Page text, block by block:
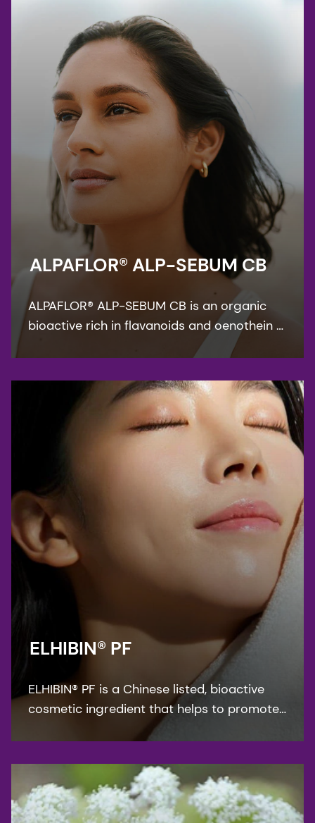
ALPAFLOR® ALP-SEBUM CB
ALPAFLOR® ALP-SEBUM CB is an organic
bioactive rich in flavanoids and oenothein B
- key compounds that show sebum-
It is COSMOS and NATRUE organic certified
and Fair for Life fair trade certified.
ELHIBIN® PF
ELHIBIN® PF is a Chinese listed, bioactive
cosmetic ingredient that helps to promote
youthful elastic skin conditions and combat